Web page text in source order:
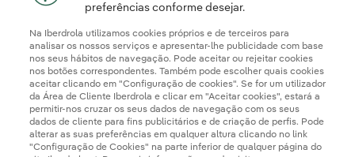
preferências conforme desejar.
Na Iberdrola utilizamos cookies próprios e de terceiros para
analisar os nossos serviços e apresentar-lhe publicidade com base
nos seus hábitos de navegação. Pode aceitar ou rejeitar cookies
nos botões correspondentes. Também pode escolher quais cookies
aceitar clicando em "Configuração de cookies". Se for um utilizador
da Área de Cliente Iberdrola e clicar em "Aceitar cookies", estará a
permitir-nos cruzar os seus dados de navegação com os seus
dados de cliente para fins publicitários e de criação de perfis. Pode
alterar as suas preferências em qualquer altura clicando no link
"Configuração de Cookies" na parte inferior de qualquer página do